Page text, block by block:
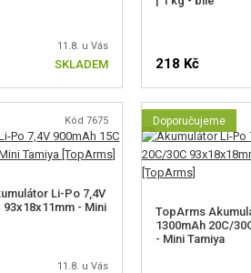
11.8. u Vás
SKLADEM 218 Kč
Kód 7675
Li-Po 7,4V
93x18x11mm - Mini
11.8. u Vás
Doporučujeme
TopArms
1300mAh 20C/
- Mini Tamiya